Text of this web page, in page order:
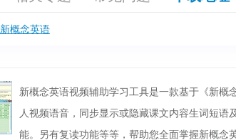
新概念英语
新概念英语视频辅助学习工具是一款基于《新
人视频语音，同步显示或隐藏课文内容生词短
能。另有复读功能等等，帮助您全面掌握新概念